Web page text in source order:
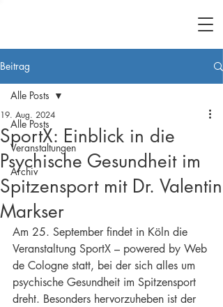
Beitrag
Alle Posts
Veranstaltungen
Archiv
Alle Posts
SportX: Einblick in die
Psychische Gesundheit im
Spitzensport mit Dr. Valentin
Markser
19. Aug. 2024
Am 25. September findet in Köln die
Veranstaltung SportX – powered by Web
de Cologne statt, bei der sich alles um
psychische Gesundheit im Spitzensport
dreht. Besonders hervorzuheben ist der